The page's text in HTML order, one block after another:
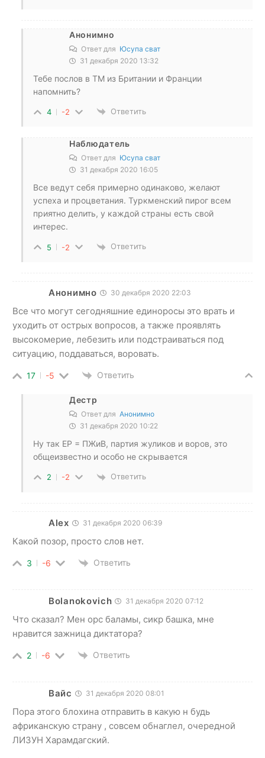
Анонимно
Ответ для Юсупа сват
31 декабря 2020 13:32
Тебе послов в ТМ из Британии и Франции
напомнить?
4 -2 Ответить
Наблюдатель
Ответ для Юсупа сват
31 декабря 2020 16:05
Все ведут себя примерно одинаково, желают
успеха и процветания. Туркменский пирог всем
приятно делить, у каждой страны есть свой
интерес.
5 -2 Ответить
Анонимно 30 декабря 2020 22:03
Все что могут сегодняшние единоросы это врать и
уходить от острых вопросов, а также проявлять
высокомерие, лебезить или подстраиваться под
ситуацию, поддаваться, воровать.
17 -5 Ответить
Дестр
Ответ для Анонимно
31 декабря 2020 10:22
Ну так ЕР = ПЖиВ, партия жуликов и воров, это
общеизвестно и особо не скрывается
2 -2 Ответить
Alex 31 декабря 2020 06:39
Какой позор, просто слов нет.
3 -6 Ответить
Bolanokovich 31 декабря 2020 07:12
Что сказал? Мен орс баламы, сикр башка, мне
нравится зажница диктатора?
2 -6 Ответить
Вайс 31 декабря 2020 08:01
Пора этого блохина отправить в какую н будь
африканскую страну , совсем обнаглел, очередной
ЛИЗУН Харамдагский.